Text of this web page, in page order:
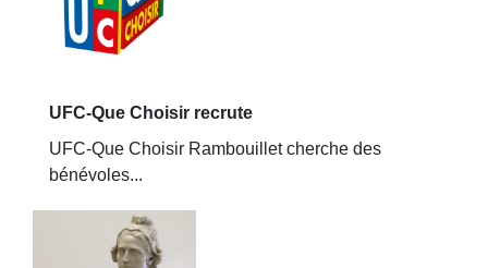
UFC-Que Choisir recrute
UFC-Que Choisir Rambouillet cherche des
bénévoles...